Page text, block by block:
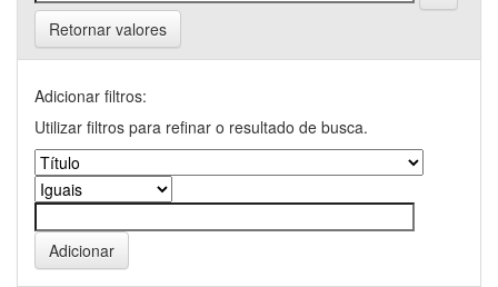
Retornar valores
Adicionar filtros:
Utilizar filtros para refinar o resultado de busca.